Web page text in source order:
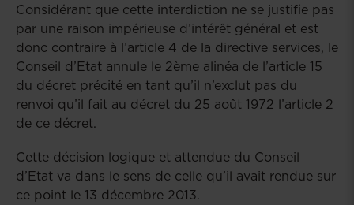
Considérant que cette interdiction ne se justifie pas
par une raison impérieuse d’intérêt général et est
donc contraire à l’article 4 de la directive services, le
Conseil d’Etat annule le 2ème alinéa de l’article 15
du décret précité en tant qu’il n’exclut pas du
renvoi qu’il fait au décret du 25 août 1972 l’article 2
de ce décret.
Cette décision logique et attendue du Conseil
d’Etat va dans le sens de celle qu’il avait rendue sur
ce point le 13 décembre 2013.